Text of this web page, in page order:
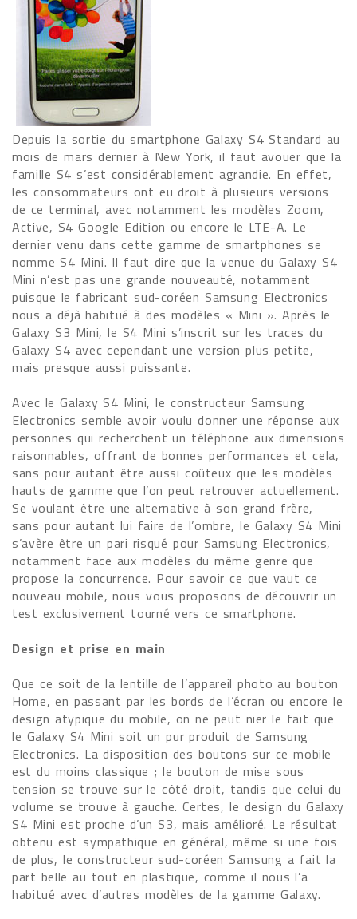
Depuis la sortie du smartphone Galaxy S4 Standard au
mois de mars dernier à New York, il faut avouer que la
famille S4 s’est considérablement agrandie. En effet,
les consommateurs ont eu droit à plusieurs versions
de ce terminal, avec notamment les modèles Zoom,
Active, S4 Google Edition ou encore le LTE-A. Le
dernier venu dans cette gamme de smartphones se
nomme S4 Mini. Il faut dire que la venue du Galaxy S4
Mini n’est pas une grande nouveauté, notamment
puisque le fabricant sud-coréen Samsung Electronics
nous a déjà habitué à des modèles « Mini ». Après le
Galaxy S3 Mini, le S4 Mini s’inscrit sur les traces du
Galaxy S4 avec cependant une version plus petite,
mais presque aussi puissante.
Avec le Galaxy S4 Mini, le constructeur Samsung
Electronics semble avoir voulu donner une réponse aux
personnes qui recherchent un téléphone aux dimensions
raisonnables, offrant de bonnes performances et cela,
sans pour autant être aussi coûteux que les modèles
hauts de gamme que l’on peut retrouver actuellement.
Se voulant être une alternative à son grand frère,
sans pour autant lui faire de l’ombre, le Galaxy S4 Mini
s’avère être un pari risqué pour Samsung Electronics,
notamment face aux modèles du même genre que
propose la concurrence. Pour savoir ce que vaut ce
nouveau mobile, nous vous proposons de découvrir un
test exclusivement tourné vers ce smartphone.
Design et prise en main
Que ce soit de la lentille de l’appareil photo au bouton
Home, en passant par les bords de l’écran ou encore le
design atypique du mobile, on ne peut nier le fait que
le Galaxy S4 Mini soit un pur produit de Samsung
Electronics. La disposition des boutons sur ce mobile
est du moins classique ; le bouton de mise sous
tension se trouve sur le côté droit, tandis que celui du
volume se trouve à gauche. Certes, le design du Galaxy
S4 Mini est proche d’un S3, mais amélioré. Le résultat
obtenu est sympathique en général, même si une fois
de plus, le constructeur sud-coréen Samsung a fait la
part belle au tout en plastique, comme il nous l’a
habitué avec d’autres modèles de la gamme Galaxy.